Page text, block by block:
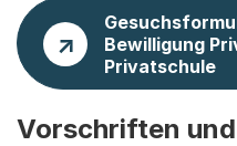
Bewilligung
Privatschule
Vorschriften